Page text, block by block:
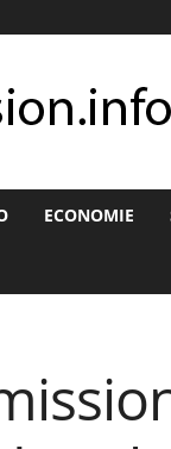
ECONOMIE